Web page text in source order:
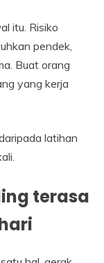
itu. Risiko
pendek,
Buat orang
yang kerja
latihan
terasa